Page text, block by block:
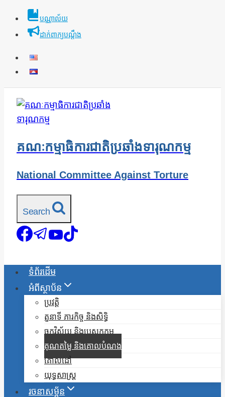
Skip
បណ្ណាល័យ
ដាក់ពាក្យបណ្ដឹង
គណៈកម្មាធិការជាតិប្រឆាំងទារុណកម្ម
National Committee Against Torture
Search
ទំព័រដើម
អំពីស្ថាប័ន
ប្រវត្តិ
តួនាទី ភារកិច្ច និងសិទ្ធិ
ចក្ខុវិស័យ និងបេសកកម្ម
គុណតម្លៃ និងគោលបំណង
គោលដៅ
យុទ្ធសាស្ត្រ
រចនាសម្ព័ន